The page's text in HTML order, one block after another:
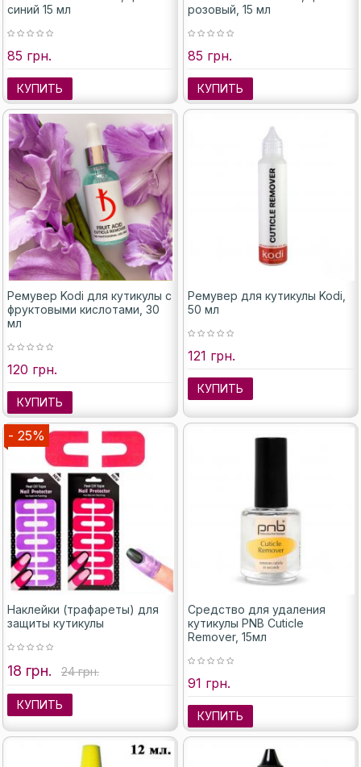
синий 15 мл
85 грн.
КУПИТЬ
розовый, 15 мл
85 грн.
КУПИТЬ
Ремувер Kodi для кутикулы с
фруктовыми кислотами, 30
мл
120 грн.
КУПИТЬ
Ремувер для кутикулы Kodi,
50 мл
121 грн.
КУПИТЬ
- 25%
Наклейки (трафареты) для
защиты кутикулы
18 грн. 24 грн.
КУПИТЬ
Средство для удаления
кутикулы PNB Cuticle
Remover, 15мл
91 грн.
КУПИТЬ